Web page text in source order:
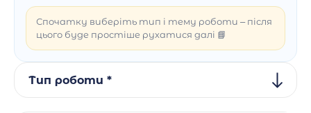
Спочатку виберіть тип і тему роботи – після
цього буде простіше рухатися далі 📘
Тип роботи *